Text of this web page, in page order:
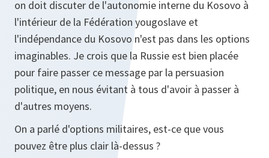
on doit discuter de l'autonomie interne du Kosovo à
l'intérieur de la Fédération yougoslave et
l'indépendance du Kosovo n'est pas dans les options
imaginables. Je crois que la Russie est bien placée
pour faire passer ce message par la persuasion
politique, en nous évitant à tous d'avoir à passer à
d'autres moyens.
On a parlé d'options militaires, est-ce que vous
pouvez être plus clair là-dessus ?